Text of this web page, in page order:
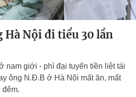
Hà Nội đi tiểu 30 lần
nam giới - phì đại tuyến tiền liệt tái
ông N.Đ.B ở Hà Nội mất ăn, mất
đêm.